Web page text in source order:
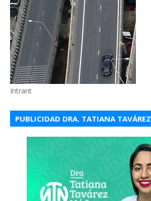
Intrant
PUBLICIDAD DRA. TATIANA TAVÁREZ